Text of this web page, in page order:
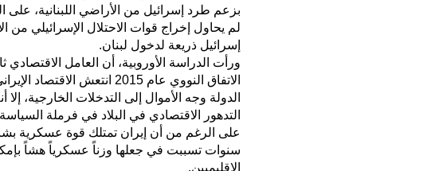
بزعم طرد إسرائيل من الأراضي اللبنانية،
لم يحاول إخراج قوات الاحتلال الإسرائيلي من
إسرائيل ذريعة لدخول لبنان.
ورأت الدراسة الأوروبية، أن العامل الاقتصادي
الاتفاق النووي عام 2015
الدولة وجه الأموال إلى التدخلات الخارجية،
التدهور الاقتصادي في البلاد في فرملة السياسة
على الرغم من أن إيران تمتلك قوة عسكرية
سنوات تسببت في جعلها وزناً عسكرياً هشاً
الإقليميين.